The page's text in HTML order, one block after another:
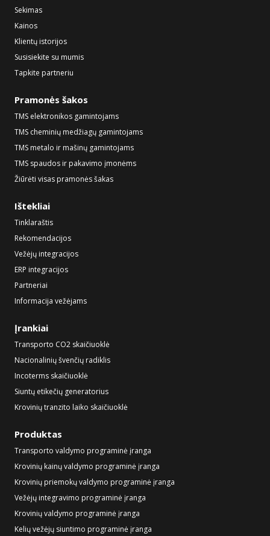
Sekimas
Kainos
Klientų istorijos
Susisiekite su mumis
Tapkite partneriu
Pramonės šakos
TMS elektronikos gamintojams
TMS cheminių medžiagų gamintojams
TMS metalo ir mašinų gamintojams
TMS spaudos ir pakavimo įmonėms
Žiūrėti visas pramonės šakas
Ištekliai
Tinklaraštis
Rekomendacijos
Vežėjų integracijos
ERP integracijos
Partneriai
Informacija vežėjams
Įrankiai
Transporto CO2 skaičiuoklė
Nacionalinių švenčių radiklis
Incoterms skaičiuoklė
Siuntų etikečių generatorius
Krovinių tranzito laiko skaičiuoklė
Produktas
Transporto valdymo programinė įranga
Krovinių kainų valdymo programinė įranga
Krovinių priemokų valdymo programinė įranga
Vežėjų integravimo programinė įranga
Krovinių valdymo programinė įranga
Kelių vežėjų siuntimo programinė įranga